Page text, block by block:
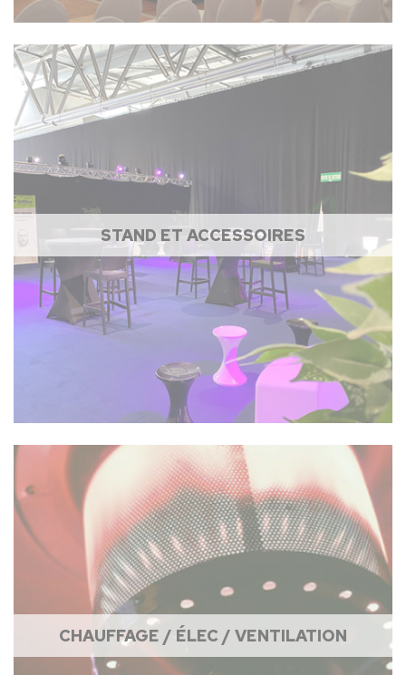
STAND ET ACCESSOIRES
CHAUFFAGE / ÉLEC / VENTILATION